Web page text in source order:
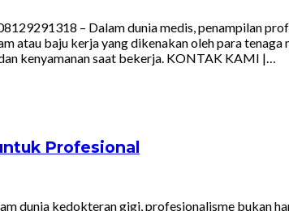
– Dalam dunia medis, penampilan
atau baju kerja yang dikenakan oleh para
kenyamanan saat bekerja. KONTAK KAMI |…
Profesional
dunia kedokteran gigi, profesionalisme bukan